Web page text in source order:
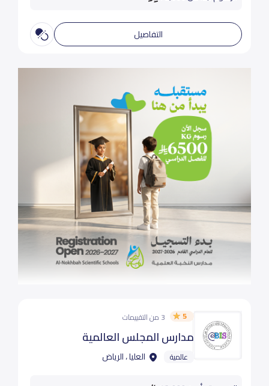
التفاصيل
5 3 من التقييمات
مدارس المجلس العالمية
عالمية العليا ، الرياض